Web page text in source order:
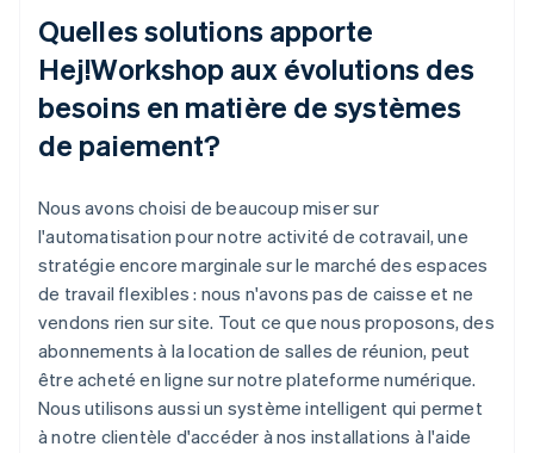
Quelles solutions apporte
Hej!Workshop aux évolutions des
besoins en matière de systèmes
de paiement?
Nous avons choisi de beaucoup miser sur
l'automatisation pour notre activité de cotravail, une
stratégie encore marginale sur le marché des espaces
de travail flexibles : nous n'avons pas de caisse et ne
vendons rien sur site. Tout ce que nous proposons, des
abonnements à la location de salles de réunion, peut
être acheté en ligne sur notre plateforme numérique.
Nous utilisons aussi un système intelligent qui permet
à notre clientèle d'accéder à nos installations à l'aide